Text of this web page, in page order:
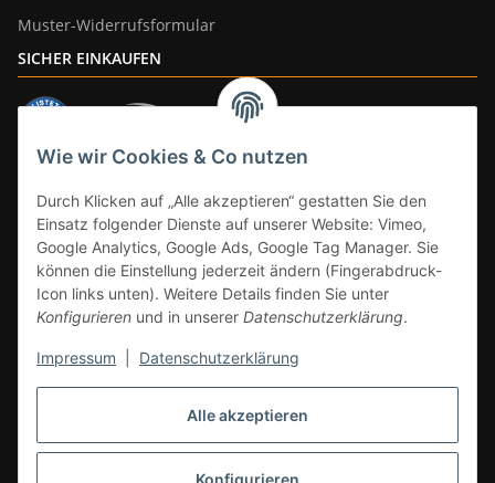
Alle akzeptieren
Wie wir Cookies & Co nutzen
Durch Klicken auf „Alle akzeptieren“ gestatten Sie den
Einsatz folgender Dienste auf unserer Website: Vimeo,
Google Analytics, Google Ads, Google Tag Manager. Sie
können die Einstellung jederzeit ändern (Fingerabdruck-
Icon links unten). Weitere Details finden Sie unter
Konfigurieren und in unserer Datenschutzerklärung.
Impressum Datenschutzerklärung
Muster-Widerrufsformular
SICHER EINKAUFEN
* Alle Preise inkl. gesetzlicher Mwst., zzgl.Versand
DE, gilt nicht für Großgeräte per Spedition). Artikel mit 0% MwSt. (gem. §